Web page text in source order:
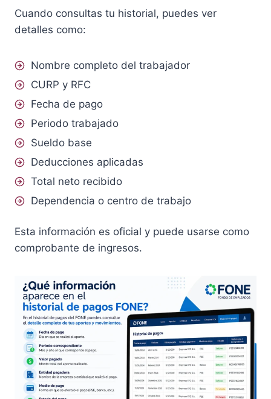
Cuando consultas tu historial, puedes ver
detalles como:
Nombre completo del trabajador
CURP y RFC
Fecha de pago
Periodo trabajado
Sueldo base
Deducciones aplicadas
Total neto recibido
Dependencia o centro de trabajo
Esta información es oficial y puede usarse como
comprobante de ingresos.